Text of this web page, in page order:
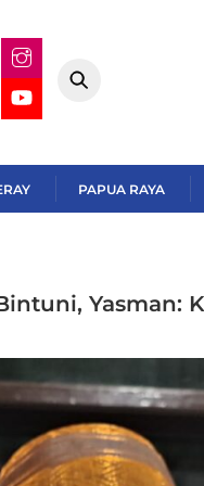
PAPUA RAYA
Yasman: